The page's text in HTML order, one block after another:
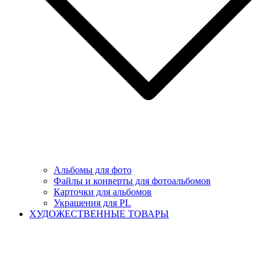
Альбомы для фото
Файлы и конверты для фотоальбомов
Карточки для альбомов
Украшения для PL
ХУДОЖЕСТВЕННЫЕ ТОВАРЫ